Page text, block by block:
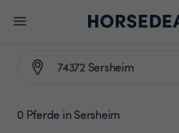
0 Pferde in Sersheim